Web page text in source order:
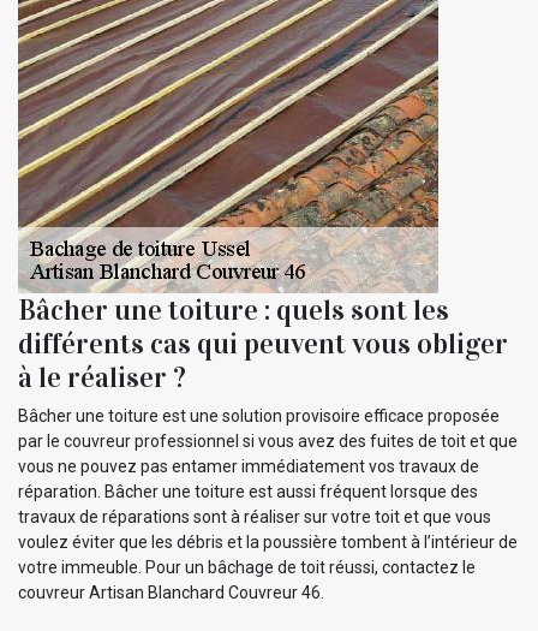
Bâcher une toiture : quels sont les
différents cas qui peuvent vous obliger
à le réaliser ?
Bâcher une toiture est une solution provisoire efficace proposée
par le couvreur professionnel si vous avez des fuites de toit et que
vous ne pouvez pas entamer immédiatement vos travaux de
réparation. Bâcher une toiture est aussi fréquent lorsque des
travaux de réparations sont à réaliser sur votre toit et que vous
voulez éviter que les débris et la poussière tombent à l’intérieur de
votre immeuble. Pour un bâchage de toit réussi, contactez le
couvreur Artisan Blanchard Couvreur 46.